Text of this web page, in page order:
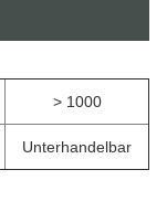
> 1000
Unterhandelbar